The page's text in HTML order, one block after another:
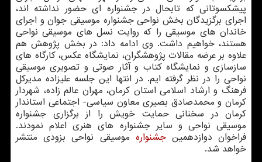
پیشكسوتانی كه تابحال در جشنواره ای حضور نداشته اند،
اجرای برگزیدگان بخش نواحی جشنواره موسیقی جوان و اجرای
خاندان های موسیقی را كه روایت نسل های موسیقی نواحی
هستند، خواهیم داشت. وی ادامه داد: در بخش پژوهش هم
علاوه بر عرضه مقالات پژوهشگران، نمایشگاه عكس، كارگاه های
سازسازی و نمایشگاه كتاب و آثار صوتی و تصویری موسیقی
نواحی را در نظر گرفته ایم. در انتها این جلسه علیزاده مدیركل
فرهنگ و ارشاد اسلامی استان كرمان، مهران عالم زاده، شهردار
كرمان و محمدصادق بصیری معاون سیاسی- اجتماعی استاندار
كرمان در سخنانی حمایت خویش را از برگزاری جشنواره
موسیقی نواحی و سایر جشنواره های هنری اعلام نمودند.
فراخوان دوازدهمینجشنواره موسیقی نواحی بزودی منتشر
خواهد شد.